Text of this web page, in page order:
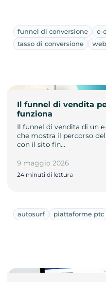
funnel di conversione
e-
tasso di conversione
Il funnel di vendita
funziona
Il funnel di vendita di un
che mostra il percorso
con il sito fin…
9 maggio 2026
24 minuti di lettura
autosurf piattaforme ptc